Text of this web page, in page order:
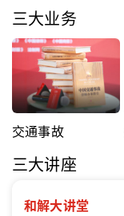
三大业务
交通事故
三大讲座
和解大讲堂